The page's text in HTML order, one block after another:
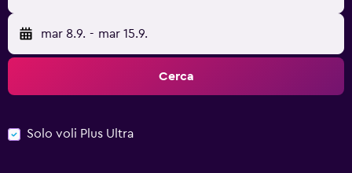
mar 8.9. - mar 15.9.
Cerca
Solo voli Plus Ultra